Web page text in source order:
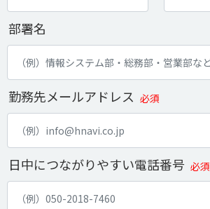
部署名
勤務先メールアドレス 必須
日中につながりやすい電話番号 必須